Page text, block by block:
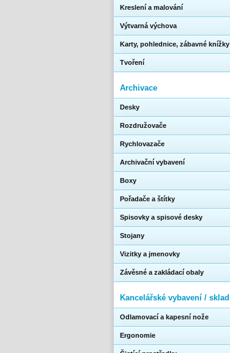
Kreslení a malování
Výtvarná výchova
Karty, pohlednice, zábavné knížky
Tvoření
Archivace
Desky
Rozdružovače
Rychlovazače
Archivační vybavení
Boxy
Pořadače a štítky
Spisovky a spisové desky
Stojany
Vizitky a jmenovky
Závěsné a zakládací obaly
Kancelářské vybavení / sklad
Odlamovací a kapesní nože
Ergonomie